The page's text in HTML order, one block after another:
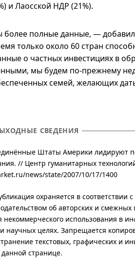
и Лаосской НДР (21%).
более полные данные, — добавил
только около 60 стран
о частных инвестициях в
мы будем по-прежнему
семей, желающих
СВЕДЕНИЯ
Штаты Америки лидируют
// Центр гума­нитар­ных
news/state/2007/10/17/1400